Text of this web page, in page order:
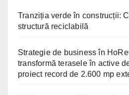
Tranziția verde în construcții:
structură reciclabilă
Strategie de business în
transformă terasele în active
proiect record de 2.600 mp